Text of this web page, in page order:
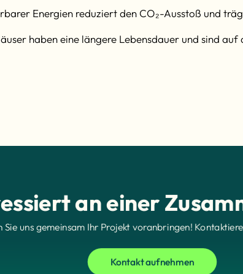
Energien reduziert den CO₂-Ausstoß und
haben eine längere Lebensdauer und sind
an einer
Sie uns gemeinsam Ihr Projekt voranbringen!
Kontakt aufnehmen